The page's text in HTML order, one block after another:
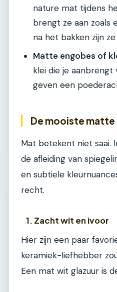
nature mat tijdens
brengt ze aan zoals
na het bakken zijn
Matte engobes of
klei die je aanbrengt
geven een
De mooiste
Mat betekent niet saai.
de afleiding van
en subtiele
recht.
1. Zacht wit en ivoor
Hier zijn een paar
keramiek-liefhebber
Een mat wit glazuur is